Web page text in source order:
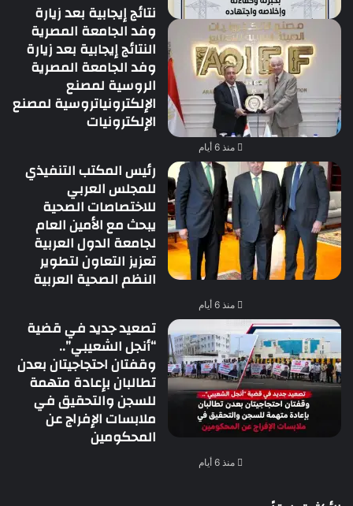
نتائج إيجابية بعد زيارة
وفد الجامعة المصرية
النتائج إيجابية بعد زيارة
وفد الجامعة المصرية
الروسية لمصنع
الإلكترونياتروسية لمصنع
الإلكترونيات
منذ 6 أيام
رئيس المكتب التنفيذي
للمجلس العربي
للاختصاصات الصحية
يبحث مع الأمين العام
لجامعة الدول العربية
تعزيز التعاون لتطوير
النظم الصحية العربية
منذ 6 أيام
تصعيد جديد في قضية
“أنجل الشعيبي”..
وقفتان احتجاجيتان بعدن
تطالبان بإعادة متهمة
للسجن والتحقيق في
ملابسات الإفراج عن
المحكومين
منذ 6 أيام